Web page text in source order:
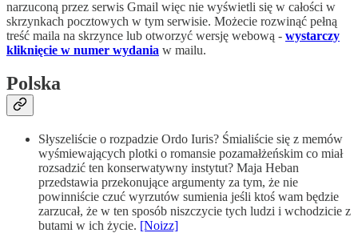
narzuconą przez serwis Gmail więc nie wyświetli się w całości w
skrzynkach pocztowych w tym serwisie. Możecie rozwinąć pełną
treść maila na skrzynce lub otworzyć wersję webową - wystarczy
kliknięcie w numer wydania w mailu.
Polska
Słyszeliście o rozpadzie Ordo Iuris? Śmialiście się z memów
wyśmiewających plotki o romansie pozamałżeńskim co miał
rozsadzić ten konserwatywny instytut? Maja Heban
przedstawia przekonujące argumenty za tym, że nie
powinniście czuć wyrzutów sumienia jeśli ktoś wam będzie
zarzucał, że w ten sposób niszczycie tych ludzi i wchodzicie z
butami w ich życie. [Noizz]